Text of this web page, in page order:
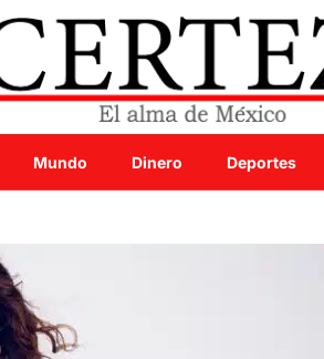
Mundo Dinero Deportes